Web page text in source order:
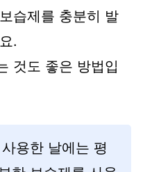
습제를 충분히 발
.
것도 좋은 방법입
용한 날에는 평